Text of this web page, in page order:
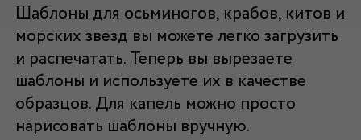
Шаблоны для осьминогов, крабов, китов и
морских звезд вы можете легко загрузить
и распечатать. Теперь вы вырезаете
шаблоны и используете их в качестве
образцов. Для капель можно просто
нарисовать шаблоны вручную.